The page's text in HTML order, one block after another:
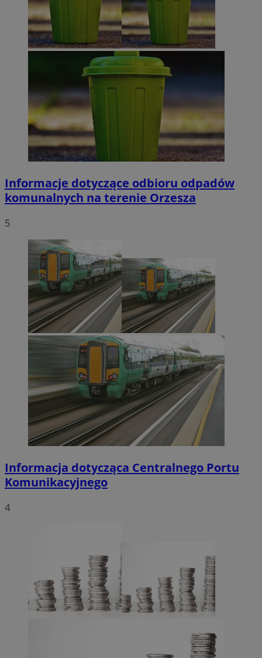
Informacje dotyczące odbioru odpadów
komunalnych na terenie Orzesza
5
Informacja dotycząca Centralnego Portu
Komunikacyjnego
4